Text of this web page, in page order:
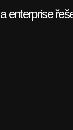
a enterprise